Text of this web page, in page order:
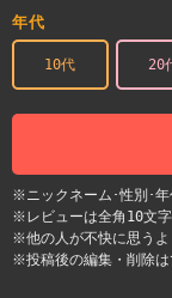
年代
10代 20
※ニックネーム･性別･年
※レビューは全角10文字
※他の人が不快に思うよ
※投稿後の編集・削除は